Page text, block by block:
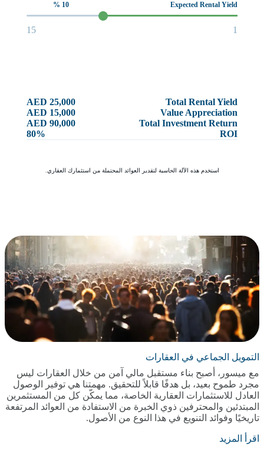
Expected Rental Yield
10 %
1
15
Total Rental Yield
AED 25,000
Value Appreciation
AED 15,000
Total Investment Return
AED 90,000
ROI
80%
استخدم هذه الآلة الحاسبة لتقدير العوائد المحتملة من استثمارك العقاري.
التمويل الجماعي في العقارات
مع ميسور، أصبح بناء مستقبل مالي آمن من خلال العقارات ليس
مجرد طموح بعيد، بل هدفًا قابلاً للتحقيق. مهمتنا هي توفير الوصول
العادل للاستثمارات العقارية الخاصة، مما يمكّن كل من المستثمرين
المبتدئين والمحترفين ذوي الخبرة من الاستفادة من العوائد المرتفعة
تاريخيًا وفوائد التنويع في هذا النوع من الأصول.
اقرأ المزيد